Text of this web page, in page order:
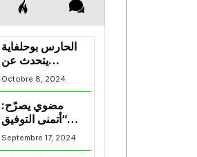
الحارس بوحلفاية
يتحدث عن
طموحاته مع
المنتخب و شباب
قسنطينة
Octobre 8, 2024
مضوي يصرّح:
“أتمنى التوفيق
لممثلي الكرة
الجزائرية في
Septembre 17, 2024